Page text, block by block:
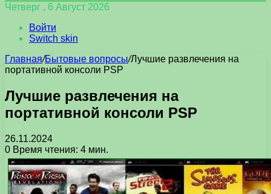
Четверг , 6 Август 2026
Войти
Switch skin
Главная/Бытовые вопросы/Лучшие развлечения на
портативной консоли PSP
Лучшие развлечения на
портативной консоли PSP
26.11.2024
0 Время чтения: 4 мин.